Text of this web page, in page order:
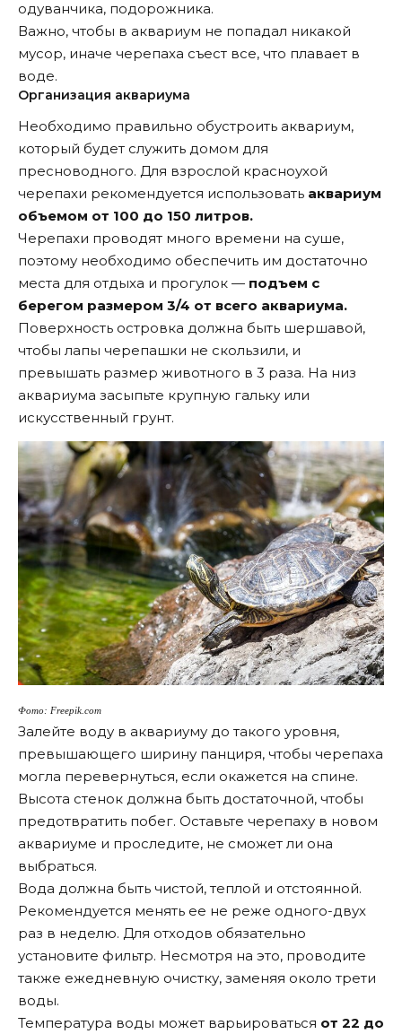
одуванчика, подорожника.
Важно, чтобы в аквариум не попадал никакой
мусор, иначе черепаха съест все, что плавает в
воде.
Организация аквариума
Необходимо правильно обустроить аквариум,
который будет служить домом для
пресноводного. Для взрослой красноухой
черепахи рекомендуется использовать аквариум
объемом от 100 до 150 литров.
Черепахи проводят много времени на суше,
поэтому необходимо обеспечить им достаточно
места для отдыха и прогулок — подъем с
берегом размером 3/4 от всего аквариума.
Поверхность островка должна быть шершавой,
чтобы лапы черепашки не скользили, и
превышать размер животного в 3 раза. На низ
аквариума засыпьте крупную гальку или
искусственный грунт.
Фото: Freepik.com
Залейте воду в аквариуму до такого уровня,
превышающего ширину панциря, чтобы черепаха
могла перевернуться, если окажется на спине.
Высота стенок должна быть достаточной, чтобы
предотвратить побег. Оставьте черепаху в новом
аквариуме и проследите, не сможет ли она
выбраться.
Вода должна быть чистой, теплой и отстоянной.
Рекомендуется менять ее не реже одного-двух
раз в неделю. Для отходов обязательно
установите фильтр. Несмотря на это, проводите
также ежедневную очистку, заменяя около трети
воды.
Температура воды может варьироваться от 22 до